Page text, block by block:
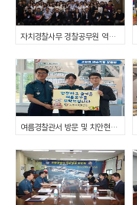
자치경찰사무 경찰공무원 역량강화교육
여름경찰관서 방문 및 치안현장점검